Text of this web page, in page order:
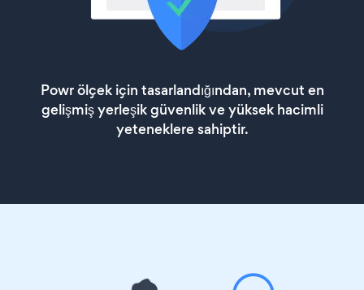
Powr ölçek için tasarlandığından, mevcut en
gelişmiş yerleşik güvenlik ve yüksek hacimli
yeteneklere sahiptir.